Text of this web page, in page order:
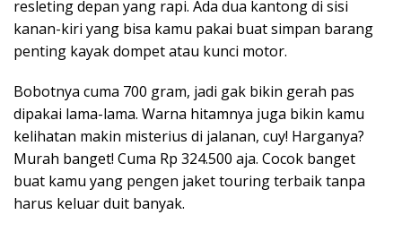
resleting depan yang rapi. Ada dua kantong di sisi
kanan-kiri yang bisa kamu pakai buat simpan barang
penting kayak dompet atau kunci motor.
Bobotnya cuma 700 gram, jadi gak bikin gerah pas
dipakai lama-lama. Warna hitamnya juga bikin kamu
kelihatan makin misterius di jalanan, cuy! Harganya?
Murah banget! Cuma Rp 324.500 aja. Cocok banget
buat kamu yang pengen jaket touring terbaik tanpa
harus keluar duit banyak.